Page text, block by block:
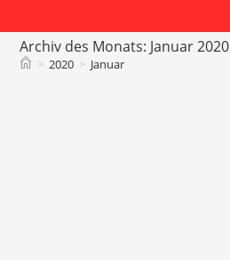
Archiv des Monats: Januar 2020
> 2020 > Januar